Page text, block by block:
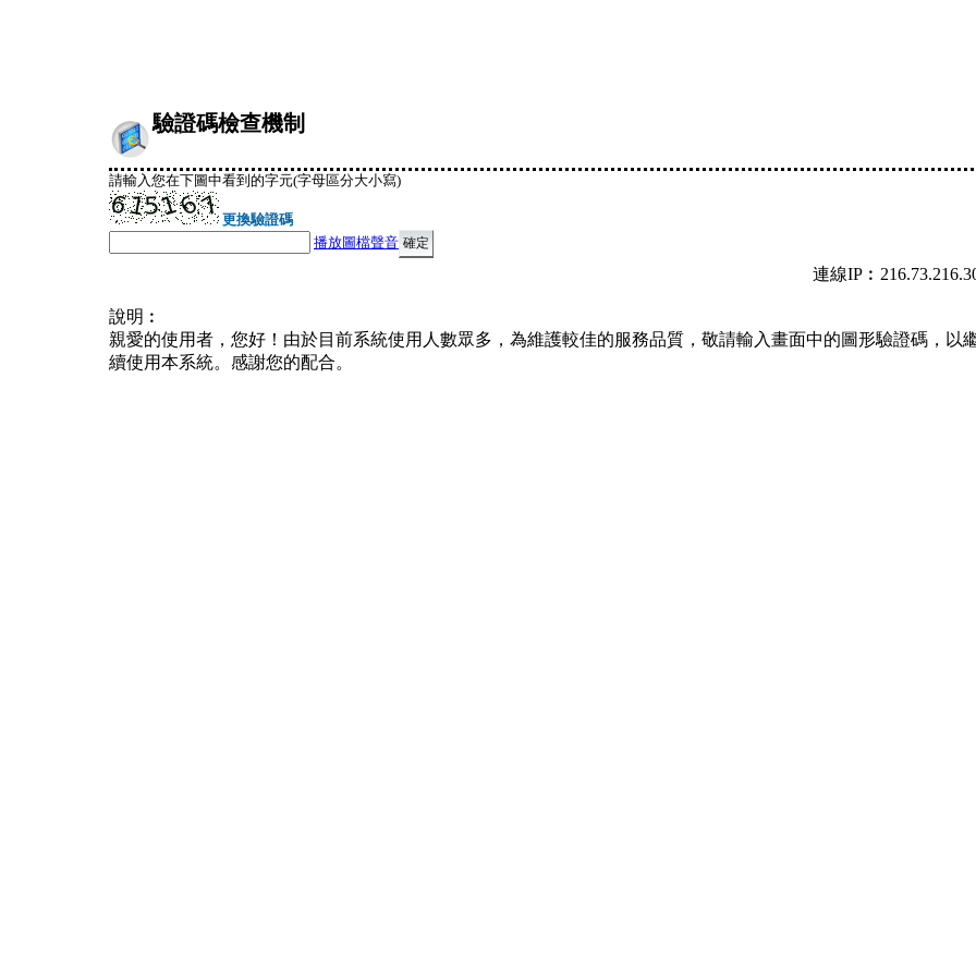
驗證碼檢查機制
請輸入您在下圖中看到的字元(字母區分大小寫)
更換驗證碼
播放圖檔聲音
連線
說明︰
親愛的使用者，您好！由於目前系統使用人數眾多，為維護較佳的服務品質，敬請輸入畫面中的圖形驗證碼，以
續使用本系統。感謝您的配合。